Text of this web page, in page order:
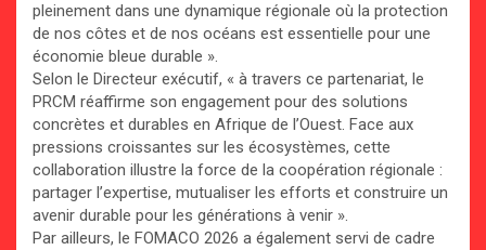
pleinement dans une dynamique régionale où la protection
de nos côtes et de nos océans est essentielle pour une
économie bleue durable ».
Selon le Directeur exécutif, « à travers ce partenariat, le
PRCM réaffirme son engagement pour des solutions
concrètes et durables en Afrique de l’Ouest. Face aux
pressions croissantes sur les écosystèmes, cette
collaboration illustre la force de la coopération régionale :
partager l’expertise, mutualiser les efforts et construire un
avenir durable pour les générations à venir ».
Par ailleurs, le FOMACO 2026 a également servi de cadre